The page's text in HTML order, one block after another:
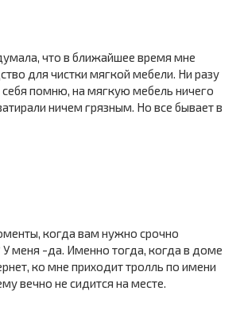
что в ближайшее время мне
для чистки мягкой мебели. Ни разу
себя помню, на мягкую мебель ничего
ничем грязным. Но все бывает в
когда вам нужно срочно
У меня -да. Именно тогда, когда в доме
ко мне приходит тролль по имени
вечно не сидится на месте.